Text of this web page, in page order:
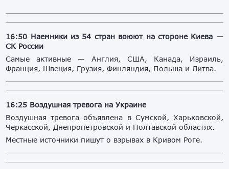
16:50 Наемники из 54 стран воюют на стороне Киева —
СК России
Самые активные — Англия, США, Канада, Израиль,
Франция, Швеция, Грузия, Финляндия, Польша и Литва.
16:25 Воздушная тревога на Украине
Воздушная тревога объявлена в Сумской, Харьковской,
Черкасской, Днепропетровской и Полтавской областях.
Местные источники пишут о взрывах в Кривом Роге.